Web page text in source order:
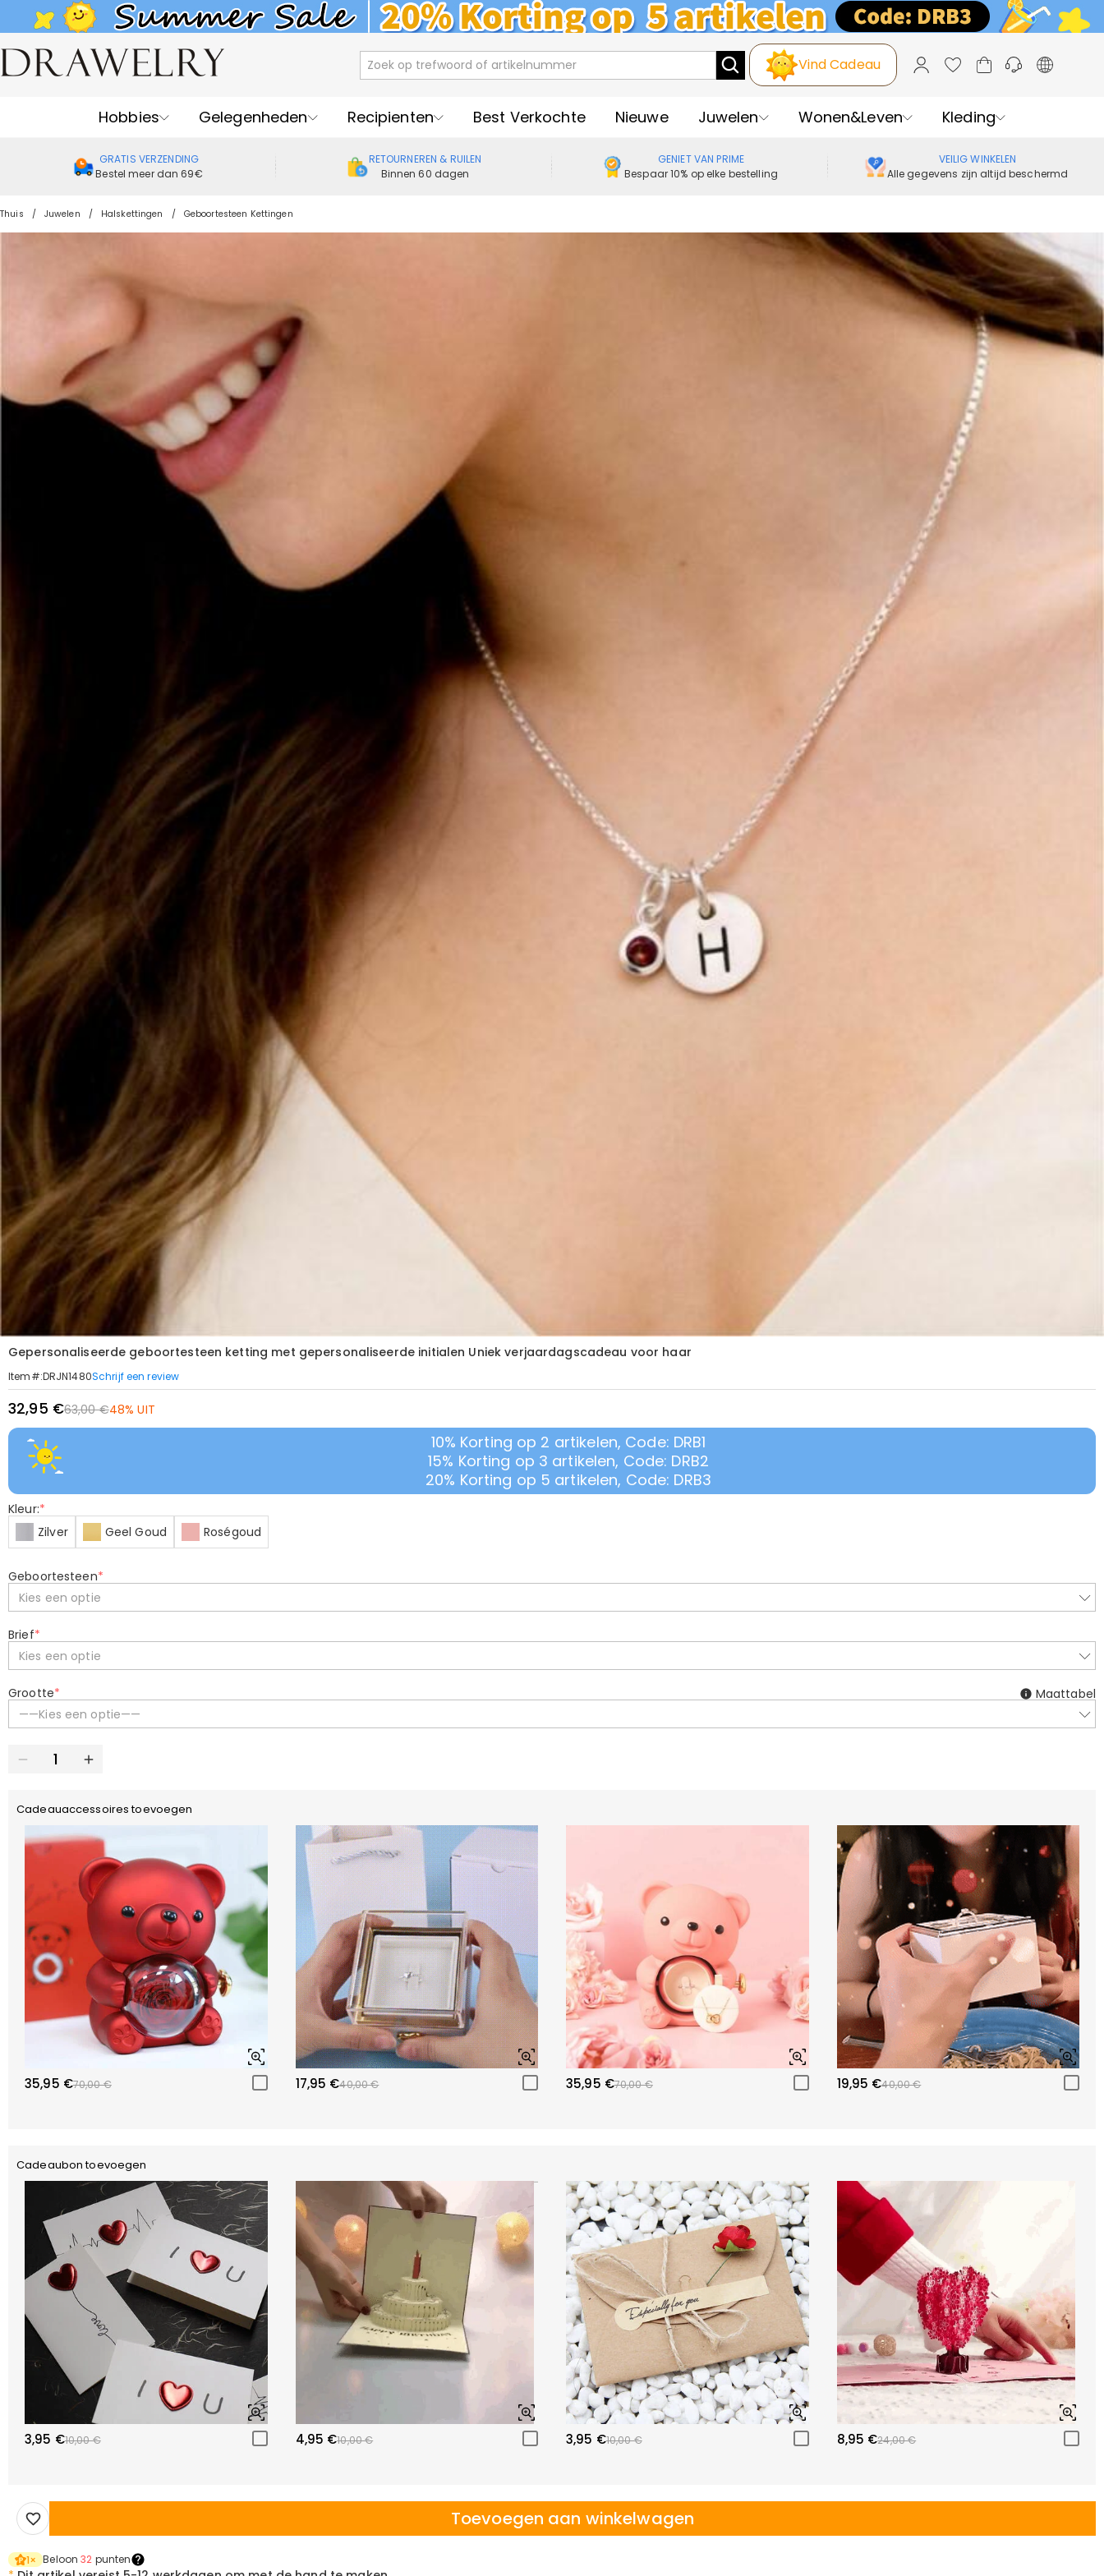
Vind Cadeau
Hobbies Gelegenheden Recipienten Best Verkochte Nieuwe Juwelen Wonen&Leven Kleding
GRATIS VERZENDING
Bestel meer dan 69€
RETOURNEREN & RUILEN
Binnen 60 dagen
GENIET VAN PRIME
Bespaar 10% op elke bestelling
VEILIG WINKELEN
Alle gegevens zijn altijd beschermd
Thuis Juwelen Halskettingen Geboortesteen Kettingen
Gepersonaliseerde geboortesteen ketting met gepersonaliseerde initialen Uniek verjaardagscadeau voor haar
Item#:DRJN1480Schrijf een review
32,95 €63,00 €48% UIT
10% Korting op 2 artikelen, Code: DRB1
15% Korting op 3 artikelen, Code: DRB2
20% Korting op 5 artikelen, Code: DRB3
Kleur:*
Zilver
Geel Goud Roségoud
Geboortesteen*
Kies een optie
Brief*
Kies een optie
Grootte*
——Kies een optie——
Maattabel
Cadeauaccessoires toevoegen
35,95 €70,00 € 17,95 €40,00 € 35,95 €70,00 € 19,95 €40,00 €
Cadeaubon toevoegen
3,95 €10,00 € 4,95 €10,00 € 3,95 €10,00 € 8,95 €24,00 €
Toevoegen aan winkelwagen
1× Beloon32 punten